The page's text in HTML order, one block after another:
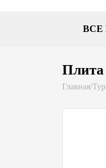
Плита
Главная/